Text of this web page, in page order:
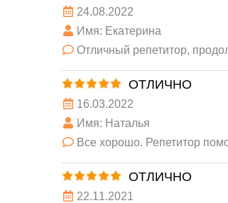
24.08.2022
Имя: Екатерина
Отличный репетитор,
ОТЛИЧНО
16.03.2022
Имя: Наталья
Все хорошо. Репетитор
ОТЛИЧНО
22.11.2021